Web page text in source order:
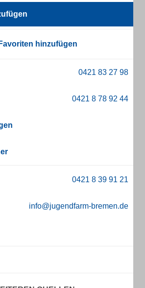
hinzufügen
info@jugendfarm-bremen.de